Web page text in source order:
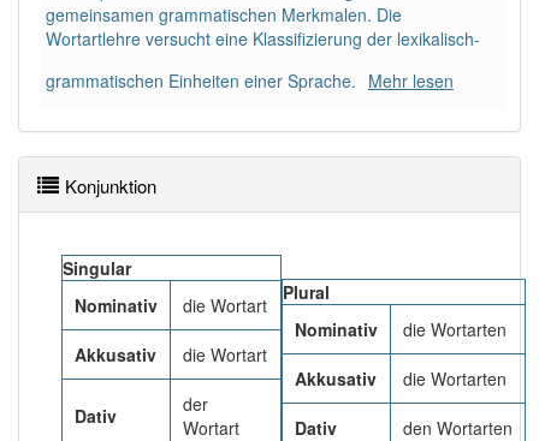
Wörter mit Endung -wortartaber mit einem anderen
Artikeldie: 0
Das Wort wird häufig verwendet im Bereich
Sprachwissenschaft
gemeinsamen grammatischen Merkmalen. Die
Wortartlehre versucht eine Klassifizierung der lexikalisch-
grammatischen Einheiten einer Sprache. Mehr lesen
Konjunktion
Singular
Nominativ
die Wortart
Akkusativ die Wortart
Dativ
der
Wortart
Plural
Nominativ
die Wortarten
Akkusativ die Wortarten
Dativ den Wortarten